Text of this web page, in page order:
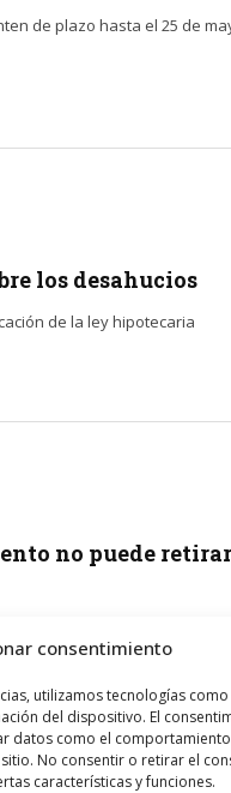
consentimiento
utilizamos tecnologías
del dispositivo. El
datos como el
No consentir o retirar el
características y funciones.
de plazo hasta el 25 de
los desahucios
de la ley hipotecaria
no puede retirar
ser de la China. Centrarse en la